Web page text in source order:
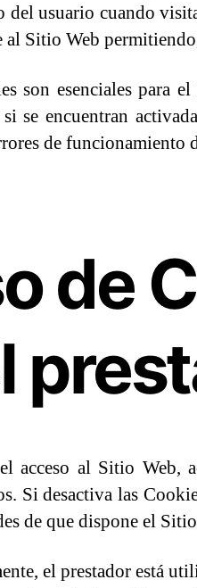
del usuario cuando
al Sitio Web
son esenciales para
se encuentran
de funcionamiento
de
acceso al Sitio Web,
Si desactiva las
de que dispone el
el prestador está